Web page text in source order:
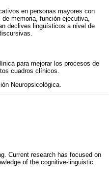
en personas mayores con
memoria, función ejecutiva,
declives lingüísticos a nivel de
para mejorar los procesos de
cuadros clínicos.
Neuropsicológica.
Current research has focused on
of the cognitive-linguistic